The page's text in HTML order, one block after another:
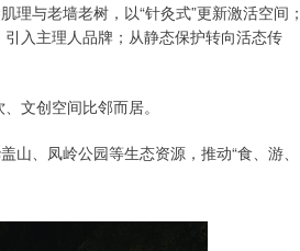
理与老墙老树，以“针灸式”更新激活空间
入主理人品牌；从静态保护转向活态传
文创空间比邻而居。
、凤岭公园等生态资源，推动“食、游、